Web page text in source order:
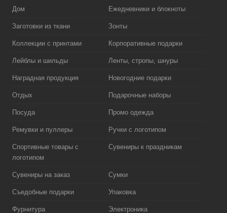
Дом Ежедневники и блокноты
Заготовки из ткани Зонты
Коллекции с принтами Корпоративные подарки
Лейблы и шильды Ленты, стропы, шнуры
Наградная продукция Новогодние подарки
Отдых Подарочные наборы
Посуда Промо одежда
Ремувки и пуллеры Ручки с логотипом
Спортивные товары с
логотипом
Сувениры к праздникам
Сувениры на заказ Сумки
Съедобные подарки Упаковка
Фурнитура Электроника